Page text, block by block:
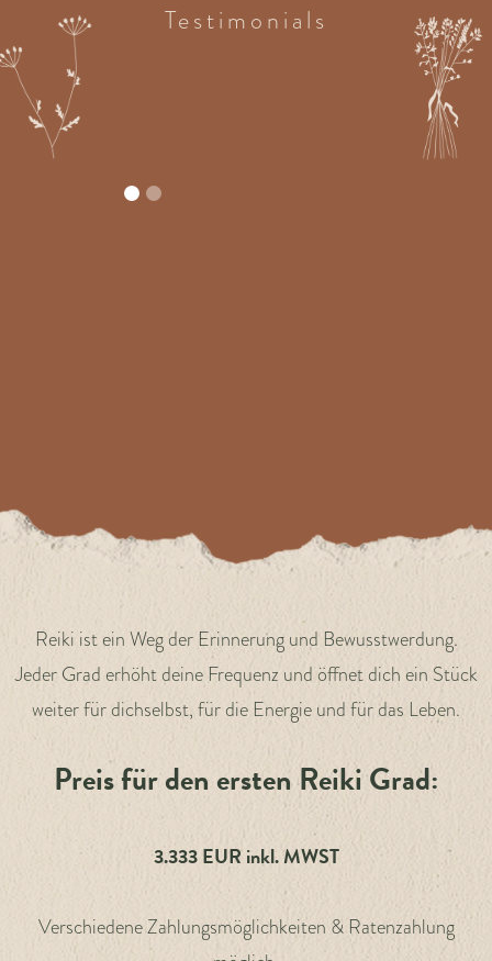
Testimonials
Reiki ist ein Weg der Erinnerung und Bewusstwerdung.
Jeder Grad erhöht deine Frequenz und öffnet dich ein Stück
weiter für dichselbst, für die Energie und für das Leben.
Preis für den ersten Reiki Grad:
3.333 EUR inkl. MWST
Verschiedene Zahlungsmöglichkeiten & Ratenzahlung